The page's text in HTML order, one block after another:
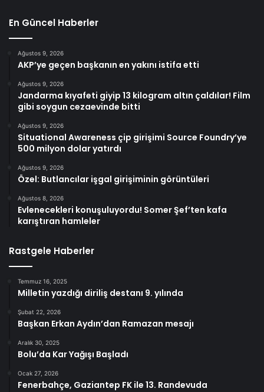
En Güncel Haberler
Ağustos 9, 2026
AKP’ye geçen başkanın en yakını istifa etti
Ağustos 9, 2026
Jandarma kıyafeti giyip 13 kilogram altın çaldılar! Film
gibi soygun cezaevinde bitti
Ağustos 9, 2026
Situational Awareness çip girişimi Source Foundry’ye
500 milyon dolar yatırdı
Ağustos 9, 2026
Özel: Butlancılar işgal girişiminin görüntüleri
Ağustos 8, 2026
Evlenecekleri konuşuluyordu! Somer Şef’ten kafa
karıştıran hamleler
Rastgele Haberler
Temmuz 16, 2025
Milletin yazdığı diriliş destanı 9. yılında
Şubat 22, 2026
Başkan Erkan Aydın’dan Ramazan mesajı
Aralık 30, 2025
Bolu’da Kar Yağışı Başladı
Ocak 27, 2026
Fenerbahçe, Gaziantep FK ile 13. Randevuda